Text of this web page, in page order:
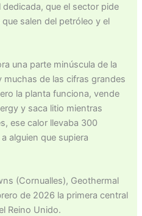
que el sector pide
salen del petróleo y el
una parte minúscula de la
muchas de las cifras grandes
la planta funciona, vende
y saca litio mientras
ese calor llevaba 300
alguien que supiera
(Cornualles), Geothermal
de 2026 la primera central
Reino Unido.